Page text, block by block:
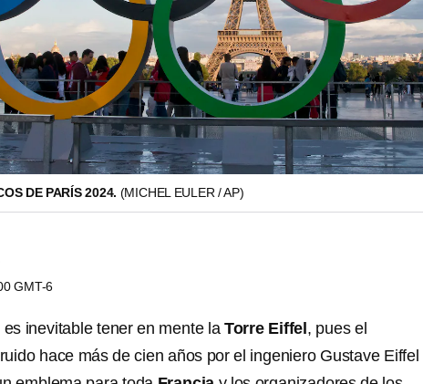
DE PARÍS 2024. (MICHEL EULER / AP)
GMT-6
es inevitable tener en mente la Torre Eiffel , pues el
hace más de cien años por el ingeniero Gustave Eiffel